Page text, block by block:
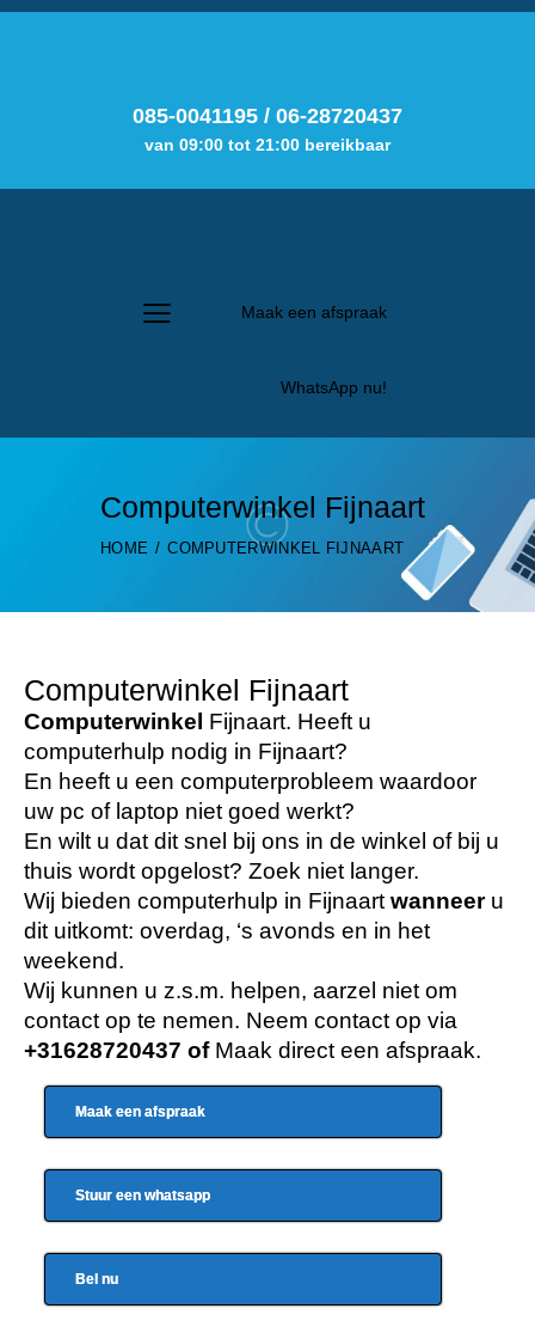
085-0041195 / 06-28720437
van 09:00 tot 21:00 bereikbaar
Maak een afspraak
WhatsApp nu!
Computerwinkel Fijnaart
HOME COMPUTERWINKEL FIJNAART
Computerwinkel Fijnaart
Computerwinkel Fijnaart. Heeft u
computerhulp nodig in Fijnaart?
En heeft u een computerprobleem waardoor
uw pc of laptop niet goed werkt?
En wilt u dat dit snel bij ons in de winkel of bij u
thuis wordt opgelost? Zoek niet langer.
Wij bieden computerhulp in Fijnaart wanneeru
dit uitkomt: overdag, ‘s avonds en in het
weekend.
Wij kunnen u z.s.m. helpen, aarzel niet om
contact op te nemen. Neem contact op via
+31628720437 of Maak direct een afspraak.
Maak een afspraak
Stuur een whatsapp
Bel nu